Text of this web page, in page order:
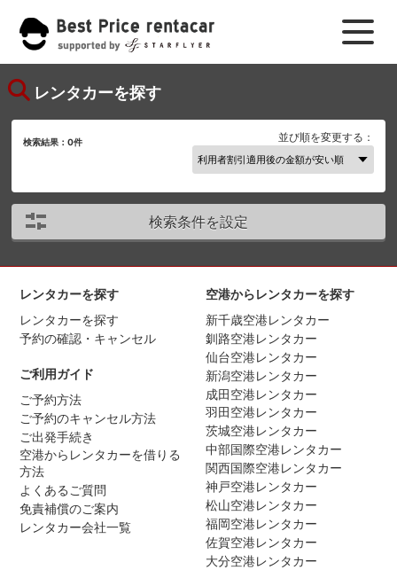
レンタカーを探す
検索結果：0件 並び順を変更する：
検索条件を設定
レンタカーを探す
レンタカーを探す
予約の確認・キャンセル
ご利用ガイド
ご予約方法
ご予約のキャンセル方法
ご出発手続き
空港からレンタカーを借りる
方法
よくあるご質問
免責補償のご案内
レンタカー会社一覧
空港からレンタカーを探す
新千歳空港レンタカー
釧路空港レンタカー
仙台空港レンタカー
新潟空港レンタカー
成田空港レンタカー
羽田空港レンタカー
茨城空港レンタカー
中部国際空港レンタカー
関西国際空港レンタカー
神戸空港レンタカー
松山空港レンタカー
福岡空港レンタカー
佐賀空港レンタカー
大分空港レンタカー